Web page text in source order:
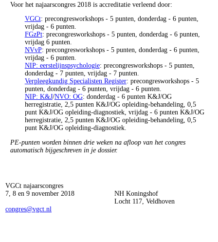
Voor het najaarscongres 2018 is accreditatie verleend door:
VGCt: precongresworkshops - 5 punten, donderdag - 6 punten,
vrijdag - 6 punten.
FGzPt: precongresworkshops - 5 punten, donderdag - 6 punten,
vrijdag 6 punten.
NVvP: precongresworkshops - 5 punten, donderdag - 6 punten,
vrijdag - 6 punten.
NIP: eerstelijnspsychologie: precongresworkshops - 5 punten,
donderdag - 7 punten, vrijdag - 7 punten.
Verpleegkundig Specialisten Register: precongresworkshops - 5
punten, donderdag - 6 punten, vrijdag - 6 punten.
NIP: K&J/NVO: OG: donderdag - 6 punten K&J/OG
herregistratie, 2,5 punten K&J/OG opleiding-behandeling, 0,5
punt K&J/OG opleiding-diagnostiek, vrijdag - 6 punten K&J/OG
herregistratie, 2,5 punten K&J/OG opleiding-behandeling, 0,5
punt K&J/OG opleiding-diagnostiek.
PE-punten worden binnen drie weken na afloop van het congres
automatisch bijgeschreven in je dossier.
VGCt najaarscongres
7, 8 en 9 november 2018
congres@vgct.nl
NH Koningshof
Locht 117, Veldhoven